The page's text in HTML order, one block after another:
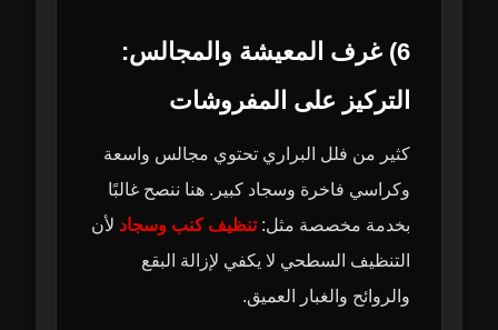
6) غرف المعيشة والمجالس:
التركيز على المفروشات
كثير من فلل البراري تحتوي مجالس واسعة
وكراسي فاخرة وسجاد كبير. هنا ننصح غالبًا
بخدمة مخصصة مثل:تنظيف كنب وسجاد لأن
التنظيف السطحي لا يكفي لإزالة البقع
والروائح والغبار العميق.